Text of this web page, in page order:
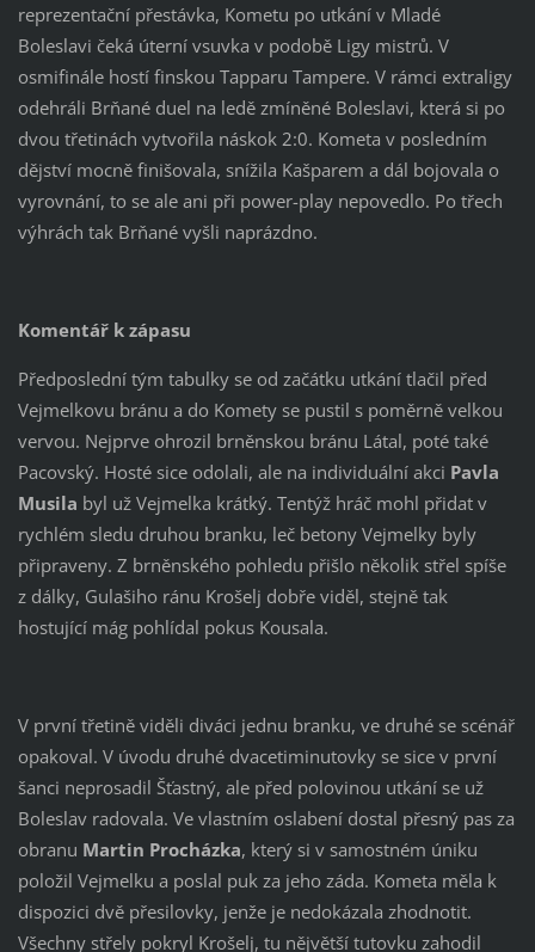
reprezentační přestávka, Kometu po utkání v Mladé
Boleslavi čeká úterní vsuvka v podobě Ligy mistrů. V
osmifinále hostí finskou Tapparu Tampere. V rámci extraligy
odehráli Brňané duel na ledě zmíněné Boleslavi, která si po
dvou třetinách vytvořila náskok 2:0. Kometa v posledním
dějství mocně finišovala, snížila Kašparem a dál bojovala o
vyrovnání, to se ale ani při power-play nepovedlo. Po třech
výhrách tak Brňané vyšli naprázdno.
Komentář k zápasu
Předposlední tým tabulky se od začátku utkání tlačil před
Vejmelkovu bránu a do Komety se pustil s poměrně velkou
vervou. Nejprve ohrozil brněnskou bránu Látal, poté také
Pacovský. Hosté sice odolali, ale na individuální akci Pavla
Musila byl už Vejmelka krátký. Tentýž hráč mohl přidat v
rychlém sledu druhou branku, leč betony Vejmelky byly
připraveny. Z brněnského pohledu přišlo několik střel spíše
z dálky, Gulašiho ránu Krošelj dobře viděl, stejně tak
hostující mág pohlídal pokus Kousala.
V první třetině viděli diváci jednu branku, ve druhé se scénář
opakoval. V úvodu druhé dvacetiminutovky se sice v první
šanci neprosadil Šťastný, ale před polovinou utkání se už
Boleslav radovala. Ve vlastním oslabení dostal přesný pas za
obranu Martin Procházka, který si v samostném úniku
položil Vejmelku a poslal puk za jeho záda. Kometa měla k
dispozici dvě přesilovky, jenže je nedokázala zhodnotit.
Všechny střely pokryl Krošelj, tu nějvětší tutovku zahodil